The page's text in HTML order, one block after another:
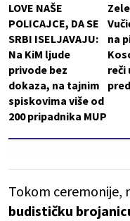
LOVE NAŠE
POLICAJCE, DA SE
SRBI ISELJAVAJU:
Na KiM ljude
privode bez
dokaza, na tajnim
spiskovima više od
200 pripadnika MUP
na
reči
Tokom ceremonije,
budističku